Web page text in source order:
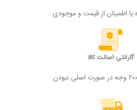
یا اطمینان از قیمت و موجودی
گارانتی اصالت کالا